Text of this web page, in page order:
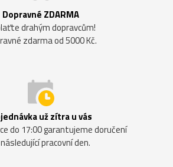
Dopravné ZDARMA
drahým dopravcům!
zdarma od 5000 Kč.
už zítra u vás
do 17:00 garantujeme doručení
pracovní den.